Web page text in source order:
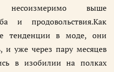
несоизмеримо выше
и продовольствия.Как
тенденции в моде, они
и уже через пару месяцев
в изобилии на полках